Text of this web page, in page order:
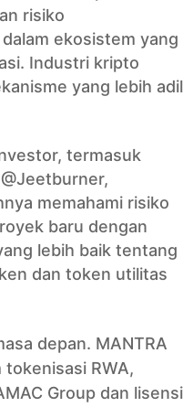
risiko
ekosistem yang
Industri kripto
yang lebih adil
termasuk
memahami risiko
baru dengan
lebih baik tentang
dan token utilitas
depan. MANTRA
RWA,
Group dan lisensi